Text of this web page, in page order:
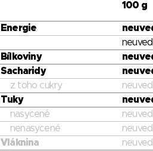
100 g
Energie
Bílkoviny
Sacharidy
z toho cukry
Tuky
nasycené
nenasycené
Vláknina